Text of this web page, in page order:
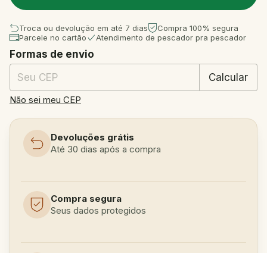
Troca ou devolução em até 7 dias
Compra 100% segura
Parcele no cartão
Atendimento de pescador pra pescador
Entregas para o CEP:
Formas de envio
Calcular
Não sei meu CEP
Devoluções grátis
Até 30 dias após a compra
Compra segura
Seus dados protegidos